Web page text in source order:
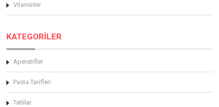
Vitaminler
KATEGORİLER
Aperatifler
Pasta Tarifleri
Tatlılar